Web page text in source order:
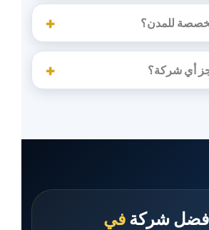
للمدن؟
أي شركة؟
أفضل شركة في